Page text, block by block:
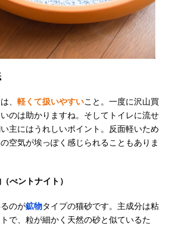
、 軽くて扱いやすいこと。一度に沢山買
のは助かりますね。そしてトイレに流せ
主にはうれしいポイント。反面軽いため
空気が埃っぽく感じられることもありま
べントナイト）
のが鉱物タイプの猫砂です。主成分は粘
で、粒が細かく天然の砂と似ているた